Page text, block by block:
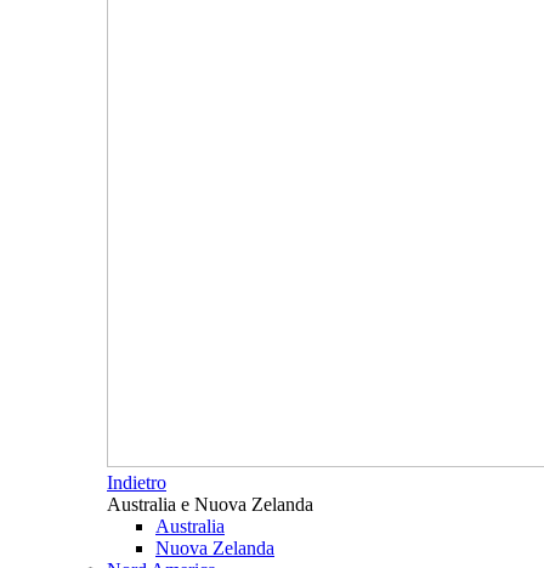
Indietro
Australia e Nuova Zelanda
Australia
Nuova Zelanda